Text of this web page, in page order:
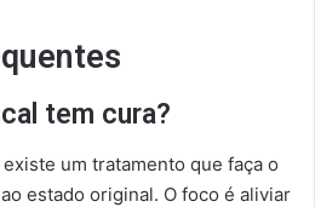
tem cura?
um tratamento que faça o
estado original. O foco é aliviar